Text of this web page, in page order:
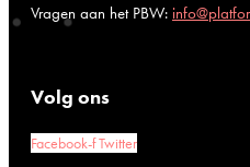
Vragen aan het PBW:
Volg ons
Facebook-fTwitter